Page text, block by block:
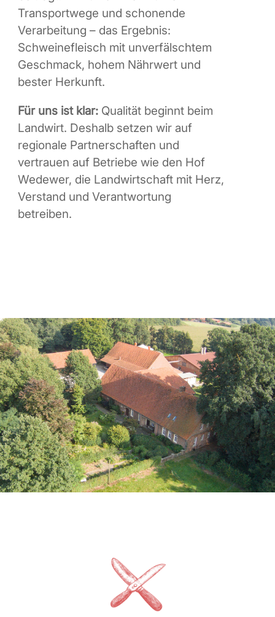
Transportwege und schonende
Verarbeitung – das Ergebnis:
Schweinefleisch mit unverfälschtem
Geschmack, hohem Nährwert und
bester Herkunft.
Für uns ist klar: Qualität beginnt beim
Landwirt. Deshalb setzen wir auf
regionale Partnerschaften und
vertrauen auf Betriebe wie den Hof
Wedewer, die Landwirtschaft mit Herz,
Verstand und Verantwortung
betreiben.